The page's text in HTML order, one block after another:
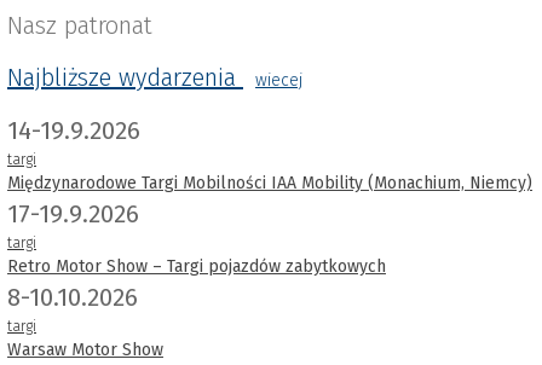
Nasz patronat
Najbliższe wydarzenia
wiecej
14-19.9.2026
targi
Międzynarodowe Targi Mobilności IAA Mobility (Monachium, Niemcy)
17-19.9.2026
targi
Retro Motor Show – Targi pojazdów zabytkowych
8-10.10.2026
targi
Warsaw Motor Show